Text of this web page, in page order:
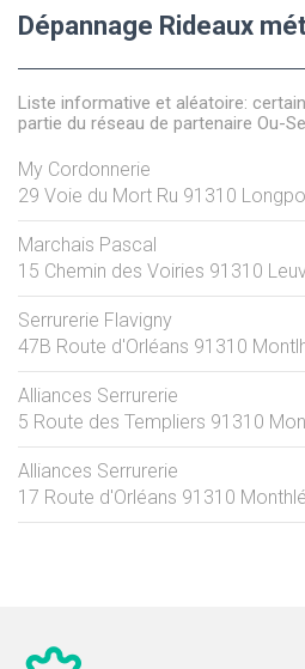
Dépannage Rideaux
Liste informative et aléatoire:
partie du réseau de partenaire Ou-
My Cordonnerie
29 Voie du Mort Ru 91310
Marchais Pascal
15 Chemin des Voiries 91310
Serrurerie Flavigny
47B Route d'Orléans 91310
Alliances Serrurerie
5 Route des Templiers 91310
Alliances Serrurerie
17 Route d'Orléans 91310